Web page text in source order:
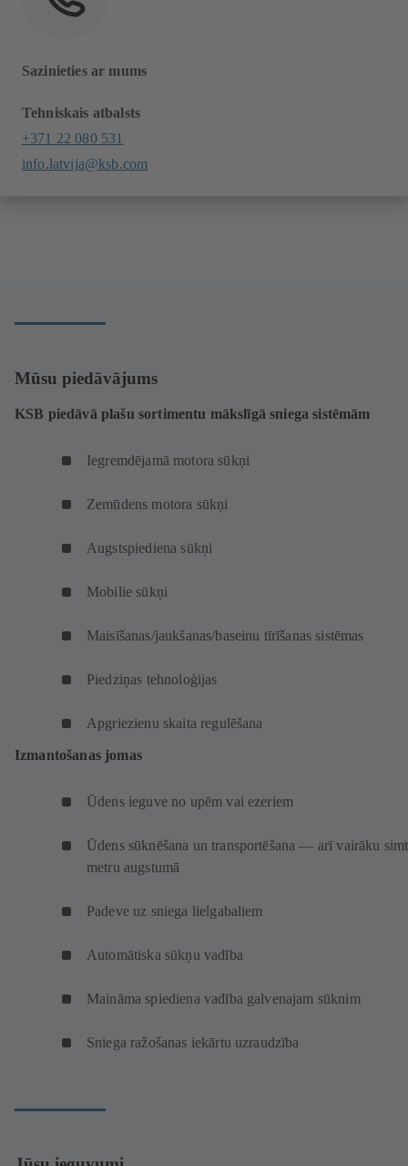
Sazinieties ar mums
Tehniskais atbalsts
+371 22 080 531
info.latvija@ksb.com
Mūsu piedāvājums
KSB piedāvā plašu sortimentu mākslīgā sniega sistēmām
Iegremdējamā motora sūkņi
Zemūdens motora sūkņi
Augstspiediena sūkņi
Mobilie sūkņi
Maisīšanas/jaukšanas/baseinu tīrīšanas sistēmas
Piedziņas tehnoloģijas
Apgriezienu skaita regulēšana
Izmantošanas jomas
Ūdens ieguve no upēm vai ezeriem
Ūdens sūknēšana un transportēšana — arī vairāku
metru augstumā
Padeve uz sniega lielgabaliem
Automātiska sūkņu vadība
Maināma spiediena vadība galvenajam sūknim
Sniega ražošanas iekārtu uzraudzība